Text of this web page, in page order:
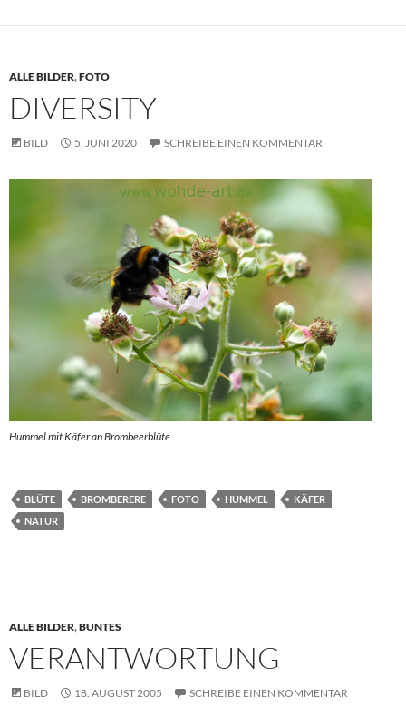
ALLE BILDER,FOTO
DIVERSITY
BILD 5. JUNI 2020 SCHREIBE EINEN KOMMENTAR
Hummel mit Käfer an Brombeerblüte
BLÜTE BROMBERERE FOTO HUMMEL
KÄFER
NATUR
ALLE BILDER,BUNTES
VERANTWORTUNG
BILD 18. AUGUST 2005 SCHREIBE EINEN KOMMENTAR